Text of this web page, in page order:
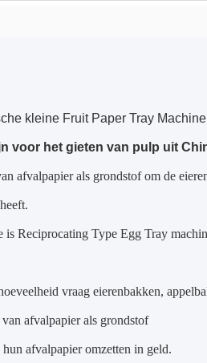
kleine Fruit Paper Tray
voor het gieten van pulp uit
afvalpapier als grondstof om de
is Reciprocating Type Egg Tray
vraag eierenbakken,
afvalpapier als grondstof
afvalpapier omzetten in geld.